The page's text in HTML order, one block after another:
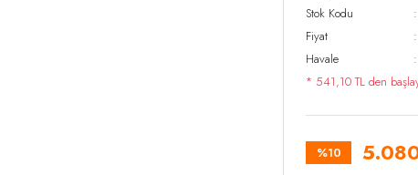
Stok Kodu
Fiyat
Havale
* 541,10 TL den
%10